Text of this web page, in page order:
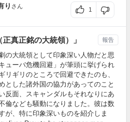
り さん
1
真正銘の大統領）」
の大統領として印象深い人物だと思
ューバ危機回避」が筆頭に挙げられ
リギリのところで回避できたのも、
とした諸外国の協力があってのこと
反面、スキャンダルもそれなりにあ
倫なども騒動になりました。彼は数
が、特に印象深いものを紹介しま
報告